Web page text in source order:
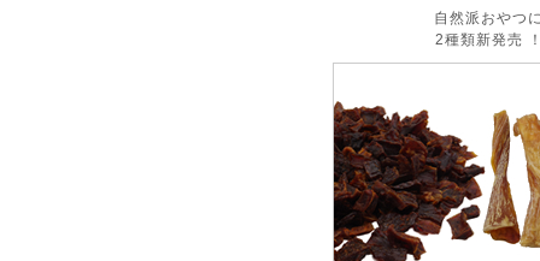
自然派おやつ
2種類新発売